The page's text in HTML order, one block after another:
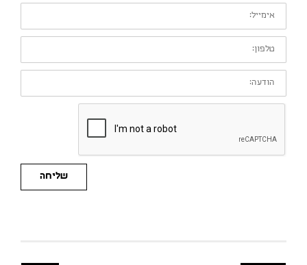
אימייל:
טלפון:
הודעה:
שליחה